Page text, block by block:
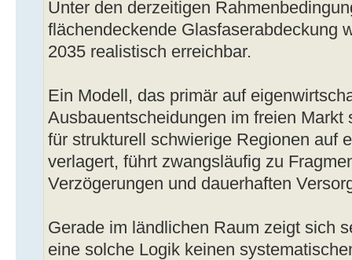
Unter den derzeitigen
flächendeckende Glasfaserabdeckung
2035 realistisch erreichbar.
Ein Modell, das primär auf
Ausbauentscheidungen im freien Markt
für strukturell schwierige Regionen auf
verlagert, führt zwangsläufig zu
Verzögerungen und dauerhaften
Gerade im ländlichen Raum zeigt sich
eine solche Logik keinen